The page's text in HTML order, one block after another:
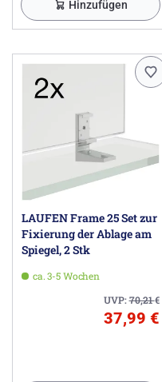
Hinzufügen
LAUFEN Frame 25 Set zur
Fixierung der Ablage am
Spiegel, 2 Stk
ca. 3-5 Wochen
UVP:70,21€
37,99 €